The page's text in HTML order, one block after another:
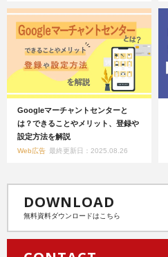
Googleマーチャントセンターと
は？できることやメリット、登録や
設定方法を解説
Web広告 最終更新日：2025.08.26
DOWNLOAD
無料資料ダウンロードはこちら